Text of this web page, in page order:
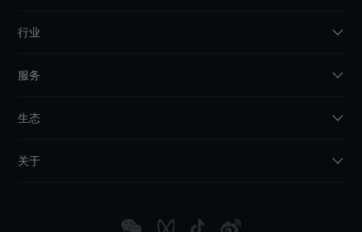
行业
服务
生态
关于